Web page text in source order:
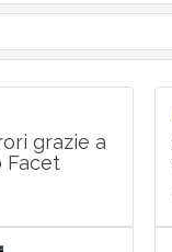
grazie a
Facet